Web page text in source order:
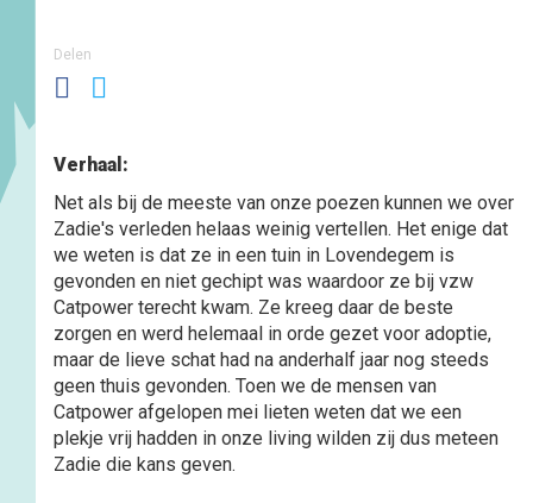
Delen
Verhaal:
Net als bij de meeste van onze poezen kunnen we over
Zadie's verleden helaas weinig vertellen. Het enige dat
we weten is dat ze in een tuin in Lovendegem is
gevonden en niet gechipt was waardoor ze bij vzw
Catpower terecht kwam. Ze kreeg daar de beste
zorgen en werd helemaal in orde gezet voor adoptie,
maar de lieve schat had na anderhalf jaar nog steeds
geen thuis gevonden. Toen we de mensen van
Catpower afgelopen mei lieten weten dat we een
plekje vrij hadden in onze living wilden zij dus meteen
Zadie die kans geven.